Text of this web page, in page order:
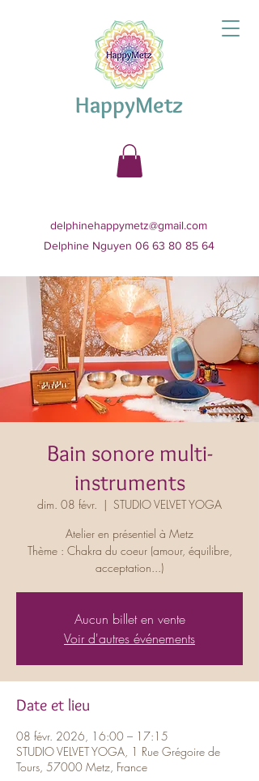
HappyMetz
delphinehappymetz@gmail.com
Delphine Nguyen 06 63 80 85 64
Bain sonore multi-
instruments
dim. 08 févr.
  |
STUDIO VELVET YOGA
Atelier en présentiel à Metz
Thème : Chakra du coeur (amour, équilibre,
acceptation...)
Aucun billet en vente
Voir d'autres événements
Date et lieu
08 févr. 2026, 16:00 – 17:15
STUDIO VELVET YOGA, 1 Rue Grégoire de
Tours, 57000 Metz, France